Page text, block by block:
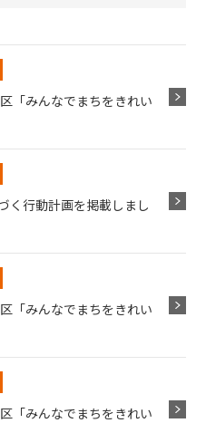
「みんなでまちをきれい
く行動計画を掲載しまし
「みんなでまちをきれい
「みんなでまちをきれい